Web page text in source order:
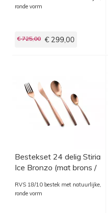
ronde vorm
€ 725,00 € 299,00
Bestekset 24 delig Stiria
Ice Bronzo (mat brons /
RVS 18/10 bestek met natuurlijke,
ronde vorm